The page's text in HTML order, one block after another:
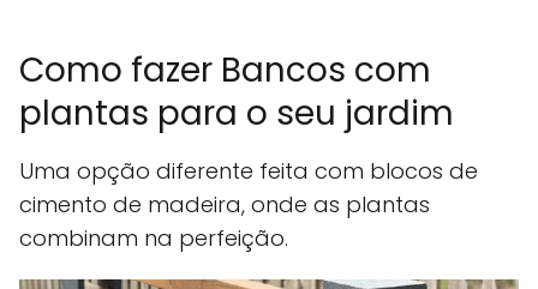
Como fazer Bancos com
plantas para o seu jardim
Uma opção diferente feita com blocos de
cimento de madeira, onde as plantas
combinam na perfeição.